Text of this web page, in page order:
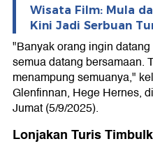
Wisata Film: Mula
Kini Jadi Serbuan
"Banyak orang ingin
semua datang bersamaan.
menampung semuanya,"
Glenfinnan, Hege Hernes,
Jumat (5/9/2025).
Lonjakan Turis